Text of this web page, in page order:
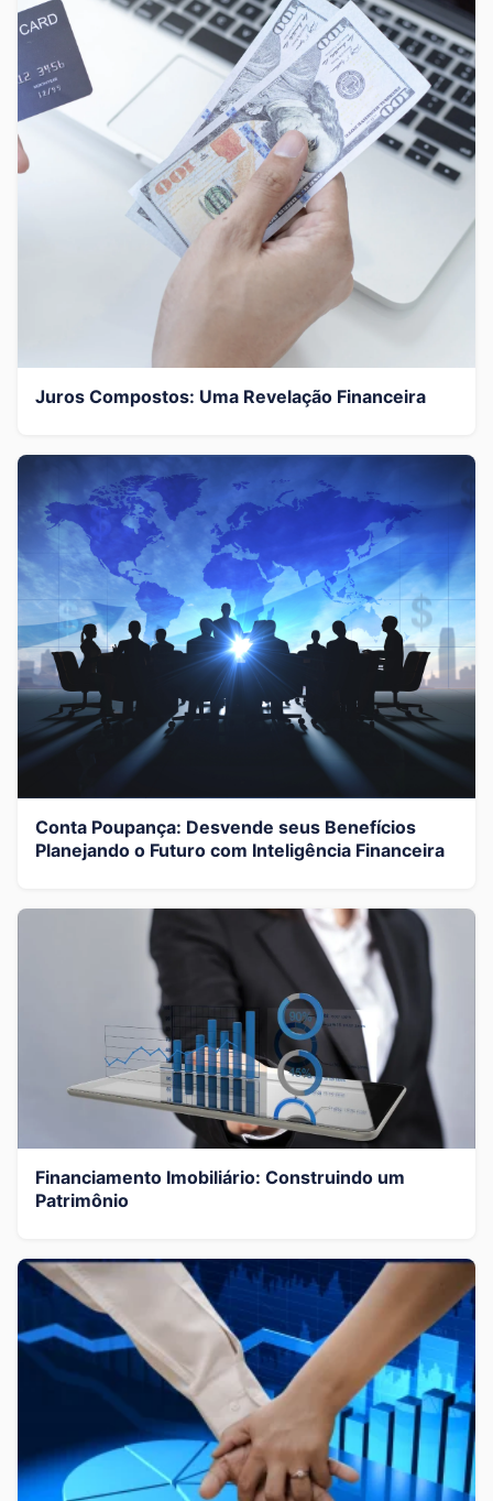
Juros Compostos: Uma Revelação Financeira
Conta Poupança: Desvende seus Benefícios
Planejando o Futuro com Inteligência Financeira
Financiamento Imobiliário: Construindo um
Patrimônio